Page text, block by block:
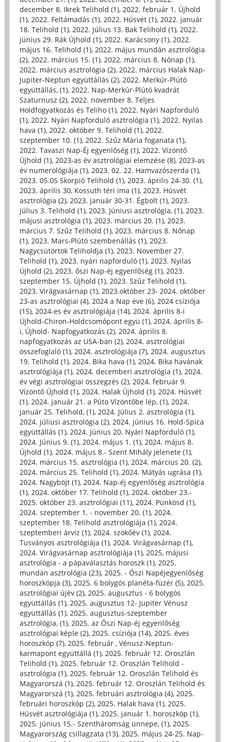
december 8. Ikrek Telihold (1), 2022. február 1. Újhold
(1), 2022. Feltámadás (1), 2022. Húsvét (1), 2022. január
18. Telihold (1), 2022. Július 13. Bak Telihold (1), 2022.
június 29. Rák Újhold (1), 2022. Karácsony (1), 2022.
május 16. Telihold (1), 2022. május mundán asztrológia
(2), 2022. március 15. (1), 2022. március 8. Nőnap (1),
2022. március asztrológia (2), 2022. március Halak Nap-
Jupiter-Neptun együttállás (2), 2022. Merkúr-Plútó
együttállás, (1), 2022. Nap-Merkúr-Plútó kvadrát
Szaturnusz (2), 2022. november 8. Teljes
Holdfogyatkozás és Teliho (1), 2022. Nyári Napforduló
(1), 2022. Nyári Napforduló asztrológia (1), 2022. Nyilas
hava (1), 2022. október 9. Telihold (1), 2022.
szeptember 10. (1), 2022. Szűz Mária foganata (1),
2022. Tavaszi Nap-Éj egyenlőség (1), 2022. Vízöntő
Újhold (1), 2023-as év asztrológiai elemzése (8), 2023-as
év numerológiája (1), 2023. 02. 22. Hamvazószerda (1),
2023. 05.05 Skorpió Telihold (1), 2023. április 24-30. (1),
2023. április 30, Kossuth téri ima (1), 2023. Húsvét
asztrológia (2), 2023. január 30-31. Égbolt (1), 2023.
július 3. Telihold (1), 2023. Júniusi asztrológia, (1), 2023.
májusi asztrológia (1), 2023. március 20. (1), 2023.
március 7. Szűz Telihold (1), 2023. március 8. Nőnap
(1), 2023. Mars-Plútó szembenállás (1), 2023.
Nagycsütörtök Teliholdja (1), 2023. November 27.
Telihold (1), 2023. nyári napforduló (1), 2023. Nyilas
Újhold (2), 2023. őszi Nap-éj egyenlőség (1), 2023.
szeptember 15. Újhold (1), 2023. Szűz Telihold (1),
2023. Virágvasárnap (1), 2023.október 23- 2024. október
23-as asztrológiai (4), 2024 a Nap éve (6), 2024 csíziója
(15), 2024-es év asztrológiája (14), 2024. április 8-i
Újhold-Chiron-Holdcsomópont együ (1), 2024. április 8-
i, Újhold- Napfogyatkozás (2), 2024. április 8.
napfogyatkozás az USA-ban (2), 2024. asztrológiai
összefoglaló (1), 2024. asztrológiája (7), 2024. augusztus
19. Telihold (1), 2024. Bika hava (1), 2024. Bika havának
asztrológiája (1), 2024. decemberi asztrológia (1), 2024.
év végi asztrológiai összegzés (2), 2024. február 9.
Vízöntő Újhold (1), 2024. Halak Újhold (1), 2024. Húsvét
(1), 2024. január 21. a Púto Vízöntőbe lép, (1), 2024.
január 25. Telihold, (1), 2024. Július 2. asztrológia (1),
2024. júliusi asztrológia (2), 2024. június 16. Hold-Spica
együttállás (1), 2024. Június 20. Nyári Napforduló (1),
2024. Június 9. (1), 2024. május 1. (1), 2024. május 8.
Újhold (1), 2024. május 8.- Szent Mihály jelenete (1),
2024. március 15. asztrológia (1), 2024. március 20. (2),
2024. március 25. Telihold (1), 2024. Mátyás ugrása (1),
2024. Nagyböjt (1), 2024. Nap-éj egyenlőség asztrológia
(1), 2024. október 17. Telihold (1), 2024. október 23.-
2025. október 23. asztrológiai (11), 2024. Pünkösd (1),
2024. szeptember 1. - november 20. (1), 2024.
szeptember 18. Telihold asztrológiája (1), 2024.
szeptemberi árvíz (1), 2024. szökőév (1), 2024.
Tusványos asztrológiája (1), 2024. Virágvasárnap (1),
2024. Virágvasárnap asztrológiája (1), 2025, májusi
asztrológia - a pápaválasztás horoszk (1), 2025.
mundán asztrológia (23), 2025. - Őszi Napéjegyenlőség
horoszkópja (3), 2025. 6 bolygós planéta-füzér (5), 2025.
asztrológiai újév (2), 2025. augusztus - 6 bolygós
együttállás (1), 2025. augusztus 12- Jupiter Vénusz
együttállás (1), 2025. augusztus-szeptember
asztrológia, (1), 2025. az Őszi Nap-éj egyenlőség
asztrológiai képle (2), 2025. csíziója (14), 2025. éves
horoszkóp (7), 2025. február , Vénusz-Neptun-
karmapont együttállá (1), 2025. február 12. Oroszlán
Telihold (1), 2025. február 12. Oroszlán Telihold -
asztrológia (1), 2025. február 12. Oroszlán Telihold és
Magyarorszá (1), 2025. február 12. Oroszlán Telihold és
Magyarorszá (1), 2025. februári asztrológia (4), 2025.
februári horoszkóp (2), 2025. Halak hava (1), 2025.
Húsvét asztrológiája (1), 2025. január 1. horoszkóp (1),
2025. június 15.- Szentháromság ünnepe, (1), 2025.
Magyarország csillagzata (13), 2025. május 24-25. Nap-